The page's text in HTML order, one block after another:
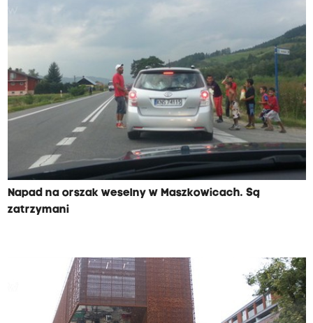
Napad na orszak weselny w Maszkowicach. Są
zatrzymani